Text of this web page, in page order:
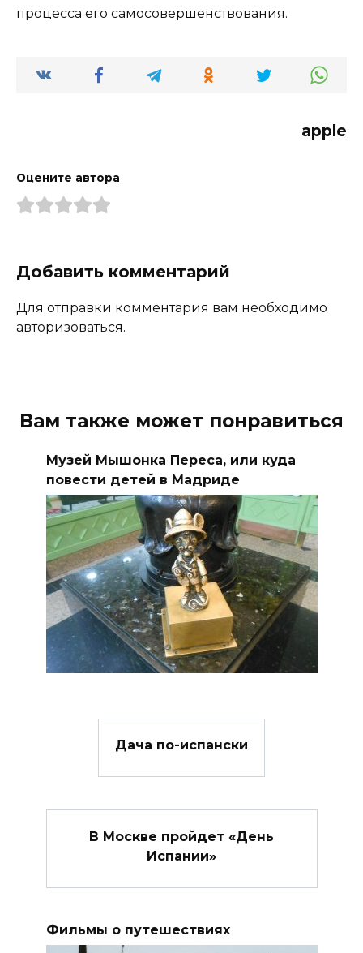
процесса его самосовершенствования.
apple
Оцените автора
Добавить комментарий
Для отправки комментария вам необходимо
авторизоваться.
Вам также может понравиться
Музей Мышонка Переса, или куда
повести детей в Мадриде
Дача по-испански
В Москве пройдет «День
Испании»
Фильмы о путешествиях